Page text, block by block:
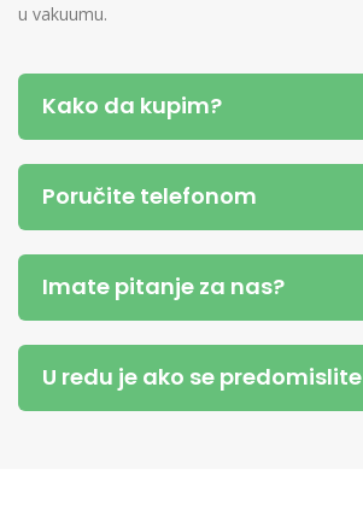
u vakuumu.
Kako da kupim?
Poručite telefonom
Imate pitanje za nas?
U redu je ako se predomislite